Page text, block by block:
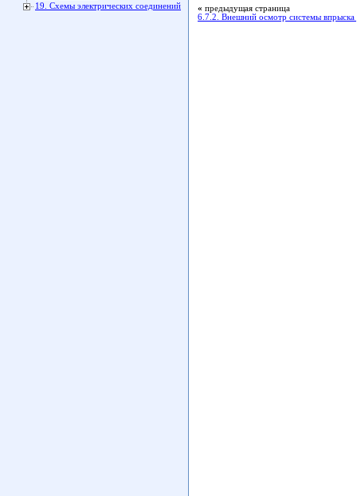
19. Схемы электрических соединений
« предыдущая страница
6.7.2. Внешний осмотр системы впрыска